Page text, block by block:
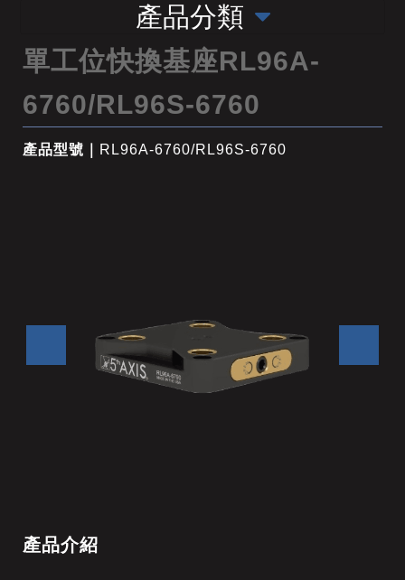
產品分類
單工位快換基座RL96A-
6760/RL96S-6760
產品型號｜ RL96A-6760/RL96S-6760
產品介紹